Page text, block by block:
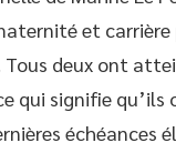
et
Tous deux ont
qui signifie qu’ils
échéances